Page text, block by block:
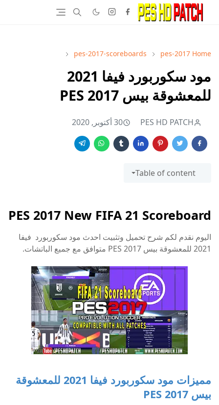
Home
pes-2017
pes-2017-scoreboards
مود سكوربورد فيفا 2021
للمعشوقة بيس PES 2017
PES HD PATCH 30 أكتوبر, 2020
Table of content
PES 2017 New FIFA 21 Scoreboard
اليوم نقدم لكم شرح تحميل وتثبيت احدث مود سكوربورد فيفا
2021 للمعشوقة بيس PES 2017 متوافق مع جميع الباتشات.
مميزات مود سكوربورد فيفا 2021 للمعشوقة
بيس PES 2017